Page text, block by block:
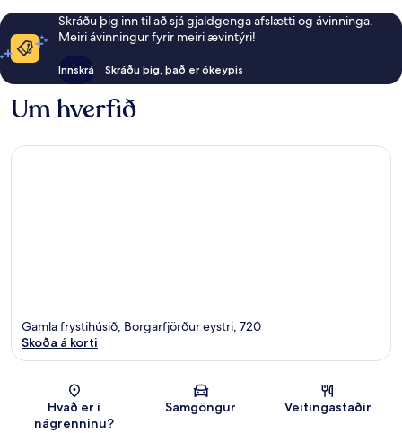
Skráðu þig inn til að sjá gjaldgenga afslætti og ávinninga.
Meiri ávinningur fyrir meiri ævintýri!
Innskrá Skráðu þig, það er ókeypis
Um hverfið
Kort
Gamla frystihúsið, Borgarfjörður eystri, 720
Skoða á korti
Hvað er í
nágrenninu?
Samgöngur Veitingastaðir